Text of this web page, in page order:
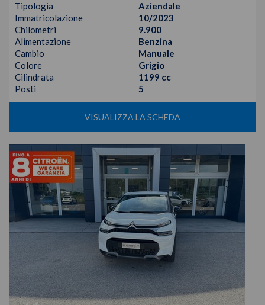
Tipologia
Aziendale
Immatricolazione
10/2023
Chilometri
9.900
Alimentazione
Benzina
Cambio
Manuale
Colore
Grigio
Cilindrata
1199 cc
Posti
5
VISUALIZZA LA SCHEDA